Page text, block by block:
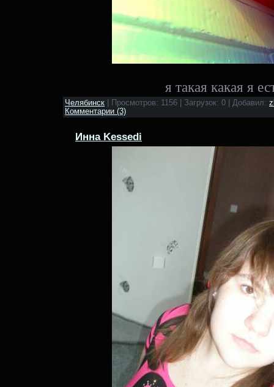
я такая какая я
Челябинск | Просмотров: 1156 | Загрузок: 0 | Добавил:
Комментарии (3)
Инна Kessedi